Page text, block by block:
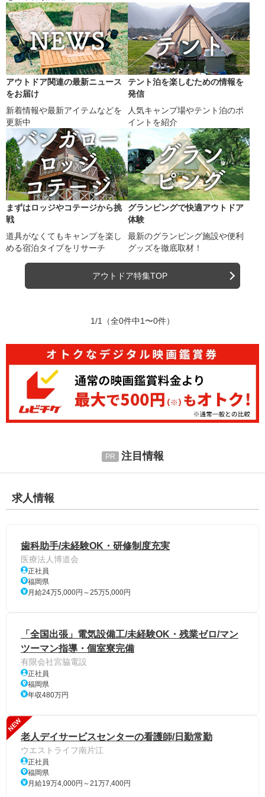
アウトドア関連の最新ニュース
をお届け
新着情報や最新アイテムなどを
更新中
テント泊を楽しむための情報を
発信
人気キャンプ場やテント泊のポ
イントを紹介
まずはロッジやコテージから挑
戦
道具がなくてもキャンプを楽し
める宿泊タイプをリサーチ
グランピングで快適アウトドア
体験
最新のグランピング施設や便利
グッズを徹底取材！
アウトドア特集TOP
1/1 （全0件中1〜0件）
注目情報
求人情報
歯科助手/未経験OK・研修制度充実
医療法人博道会
正社員
福岡県
月給24万5,000円～25万5,000円
「全国出張」電気設備工/未経験OK・残業ゼロ/マン
ツーマン指導・個室寮完備
有限会社宮脇電設
正社員
福岡県
年収480万円
NEW
老人デイサービスセンターの看護師/日勤常勤
ウエストライフ南片江
正社員
福岡県
月給19万4,000円～21万7,400円